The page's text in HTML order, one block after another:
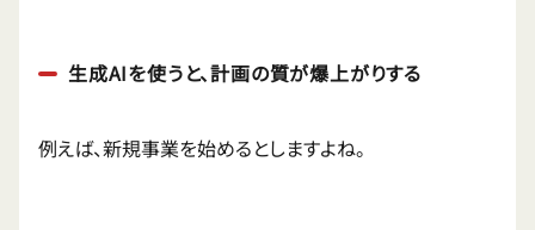
生成AIを使うと、計画の質が爆上がりする
例えば、新規事業を始めるとしますよね。